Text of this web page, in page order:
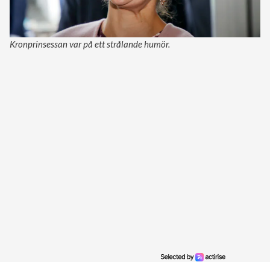
Kronprinsessan var på ett strålande humör.